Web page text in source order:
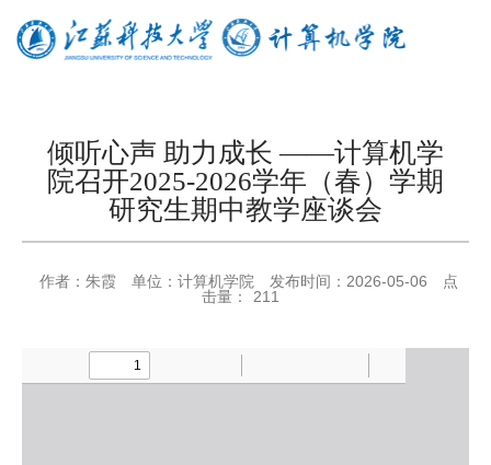
倾听心声 助力成长 ——计算机学
院召开2025-2026学年（春）学期
研究生期中教学座谈会
作者： 朱霞 单位： 计算机学院 发布时间： 2026-05-06
点
击量：
211